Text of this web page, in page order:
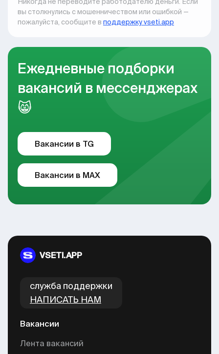
вы столкнулись с мошенничеством или ошибкой —
пожалуйста, сообщите в поддержку vseti.app
Ежедневные подборки
вакансий в мессенджерах
😸
Вакансии в TG
Вакансии в MAX
VSETI.APP
cлужба поддержки
НАПИСАТЬ НАМ
Вакансии
Лента вакансий